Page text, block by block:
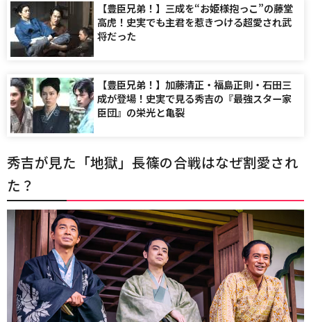
【豊臣兄弟！】三成を“お姫様抱っこ”の藤堂
高虎！史実でも主君を惹きつける超愛され武
将だった
【豊臣兄弟！】加藤清正・福島正則・石田三
成が登場！史実で見る秀吉の『最強スター家
臣団』の栄光と亀裂
秀吉が見た「地獄」長篠の合戦はなぜ割愛され
た？